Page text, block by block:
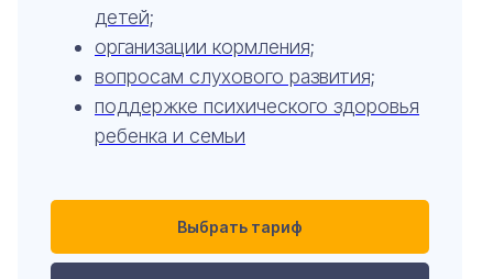
детей;
организации кормления;
вопросам слухового развития;
поддержке психического здоровья
ребенка и семьи
Выбрать тариф